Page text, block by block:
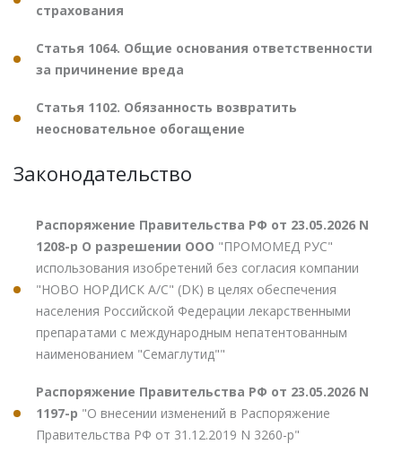
страхования
Статья 1064. Общие основания ответственности
за причинение вреда
Статья 1102. Обязанность возвратить
неосновательное обогащение
Законодательство
Распоряжение Правительства РФ от 23.05.2026 N
1208-р О разрешении ООО "ПРОМОМЕД РУС"
использования изобретений без согласия компании
"НОВО НОРДИСК А/С" (DK) в целях обеспечения
населения Российской Федерации лекарственными
препаратами с международным непатентованным
наименованием "Семаглутид""
Распоряжение Правительства РФ от 23.05.2026 N
1197-р "О внесении изменений в Распоряжение
Правительства РФ от 31.12.2019 N 3260-р"